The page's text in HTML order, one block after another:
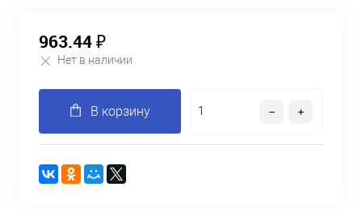
963.44 ₽
Нет в наличии
В корзину